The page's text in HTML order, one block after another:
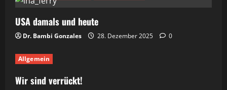
USA damals und heute
Dr. Bambi Gonzales 28. Dezember 2025 0
Allgemein
Wir sind verrückt!